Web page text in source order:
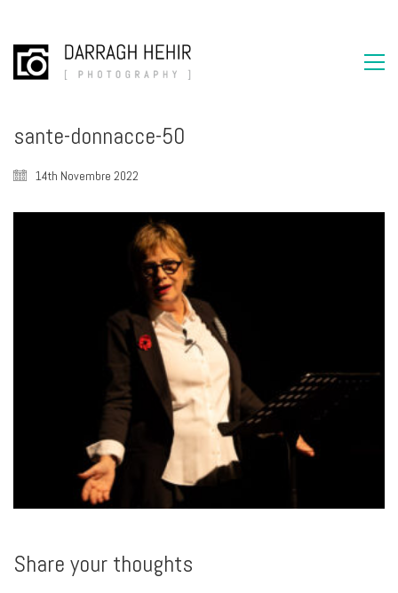
sante-donnacce-50
14th Novembre 2022
Share your thoughts